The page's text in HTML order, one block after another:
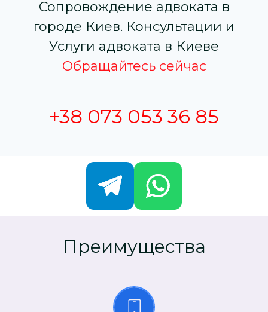
Сопровождение адвоката в
городе Киев. Консультации и
Услуги адвоката в Киеве
Обращайтесь сейчас
+38 073 053 36 85
Преимущества